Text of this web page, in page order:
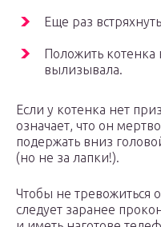
Еще раз
Положить котенка
вылизывала.
Если у котенка нет
означает, что он
подержать вниз
(но не за лапки!).
Чтобы не тревожиться
следует заранее